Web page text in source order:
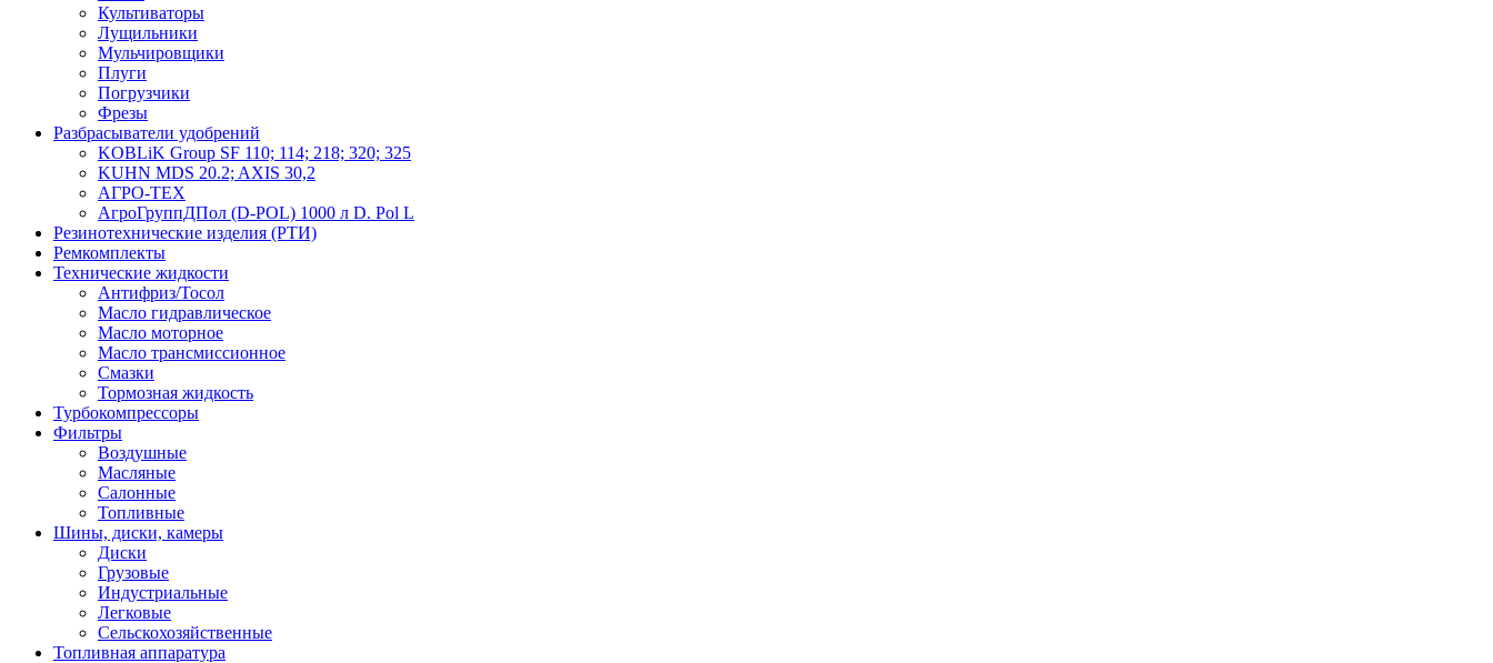
Культиваторы
Лущильники
Мульчировщики
Плуги
Погрузчики
Фрезы
Разбрасыватели удобрений
KOBLiK Group SF 110; 114; 218; 320; 325
KUHN MDS 20.2; AXIS 30,2
АГРО-ТЕХ
АгроГруппДПол (D-POL) 1000 л D. Pol L
Резинотехнические изделия (РТИ)
Ремкомплекты
Технические жидкости
Антифриз/Тосол
Масло гидравлическое
Масло моторное
Масло трансмиссионное
Смазки
Тормозная жидкость
Турбокомпрессоры
Фильтры
Воздушные
Масляные
Салонные
Топливные
Шины, диски, камеры
Диски
Грузовые
Индустриальные
Легковые
Сельскохозяйственные
Топливная аппаратура